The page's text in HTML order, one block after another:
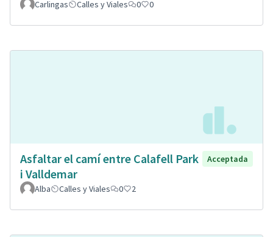
Carlingas
Calles y Viales 0 0
Asfaltar el camí entre Calafell Park
i Valldemar
Acceptada
Alba Calles y Viales 0 2